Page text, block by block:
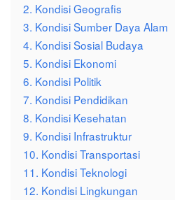
2. Kondisi Geografis
3. Kondisi Sumber Daya Alam
4. Kondisi Sosial Budaya
5. Kondisi Ekonomi
6. Kondisi Politik
7. Kondisi Pendidikan
8. Kondisi Kesehatan
9. Kondisi Infrastruktur
10. Kondisi Transportasi
11. Kondisi Teknologi
12. Kondisi Lingkungan